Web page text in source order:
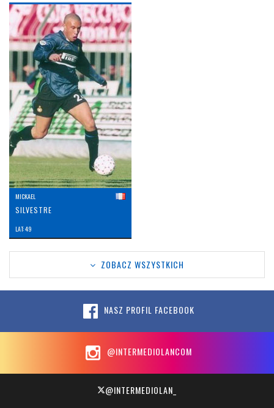
MICKAEL
SILVESTRE
LAT: 49
ZOBACZ WSZYSTKICH
NASZ PROFIL FACEBOOK
@INTERMEDIOLANCOM
@INTERMEDIOLAN_